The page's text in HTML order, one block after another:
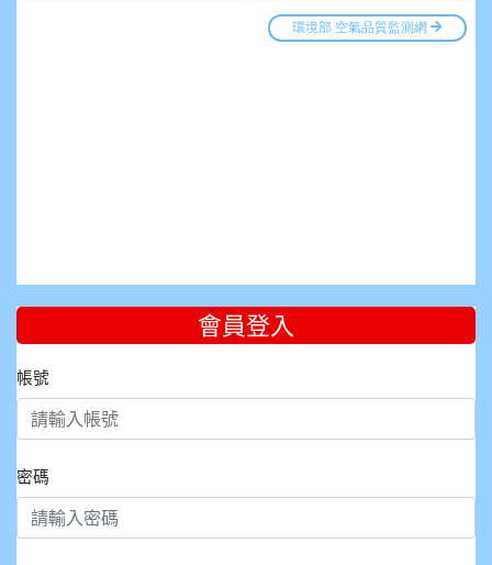
會員登入
帳號
密碼